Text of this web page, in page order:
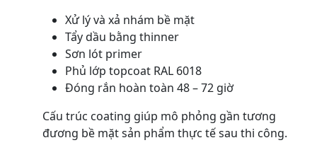
Xử lý và xả nhám bề mặt
Tẩy dầu bằng thinner
Sơn lót primer
Phủ lớp topcoat RAL 6018
Đóng rắn hoàn toàn 48 – 72 giờ
Cấu trúc coating giúp mô phỏng gần tương
đương bề mặt sản phẩm thực tế sau thi công.